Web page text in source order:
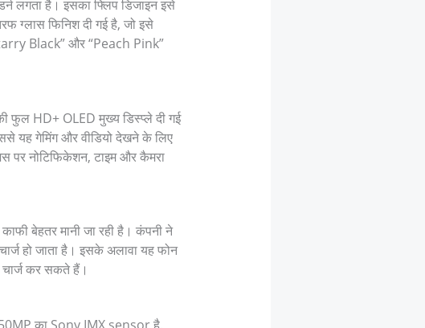
लगता है। इसका फ्लिप डिजाइन इसे
ग्लास फिनिश दी गई है, जो इसे
Black” और “Peach Pink”
HD+ OLED मुख्य डिस्प्ले दी गई
यह गेमिंग और वीडियो देखने के लिए
पर नोटिफिकेशन, टाइम और कैमरा
बेहतर मानी जा रही है। कंपनी ने
हो जाता है। इसके अलावा यह फोन
कर सकते हैं।